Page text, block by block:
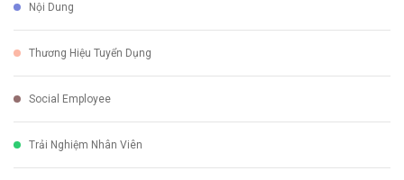
Nội Dung
Thương Hiệu Tuyển Dụng
Social Employee
Trải Nghiệm Nhân Viên